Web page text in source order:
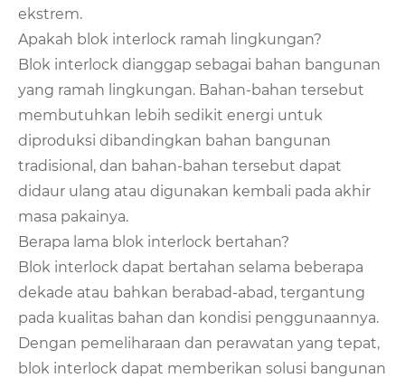
ekstrem.
Apakah blok interlock ramah lingkungan?
Blok interlock dianggap sebagai bahan bangunan
yang ramah lingkungan. Bahan-bahan tersebut
membutuhkan lebih sedikit energi untuk
diproduksi dibandingkan bahan bangunan
tradisional, dan bahan-bahan tersebut dapat
didaur ulang atau digunakan kembali pada akhir
masa pakainya.
Berapa lama blok interlock bertahan?
Blok interlock dapat bertahan selama beberapa
dekade atau bahkan berabad-abad, tergantung
pada kualitas bahan dan kondisi penggunaannya.
Dengan pemeliharaan dan perawatan yang tepat,
blok interlock dapat memberikan solusi bangunan